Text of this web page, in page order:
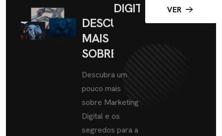
DESCUBRA
MAIS
SOBRE
DIGITAL
Descubra um
pouco mais
sobre Marketing
Digital e os
segredos para a
VER